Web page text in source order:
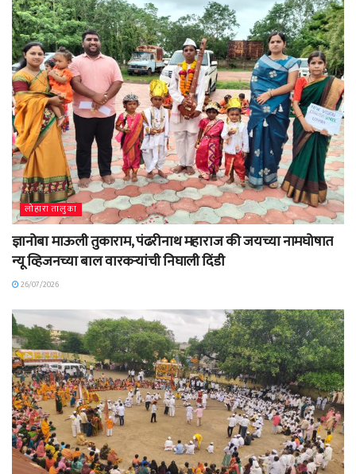
लोहारा तालुका
ज्ञानोबा माऊली तुकाराम, पंढरीनाथ महाराज की जयच्या नामघोषात
न्यू व्हिजनच्या बाल वारकऱ्यांची निघाली दिंडी
26/07/2026